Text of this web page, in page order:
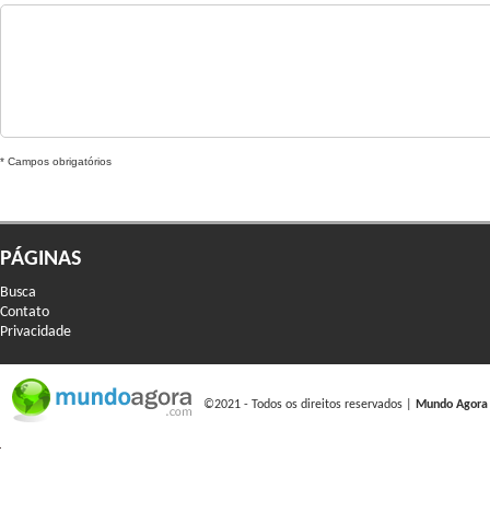
* Campos obrigatórios
PÁGINAS
Busca
Contato
Privacidade
©2021 - Todos os direitos reservados | Mundo Agora